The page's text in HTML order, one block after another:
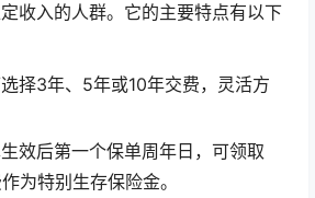
收入的人群。它的主要特点有以下
择3年、5年或10年交费，灵活方
效后第一个保单周年日，可领取
为特别生存保险金。